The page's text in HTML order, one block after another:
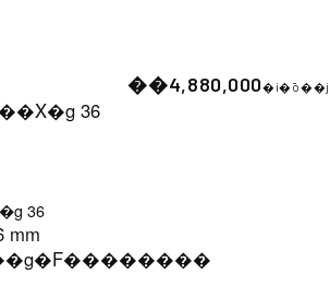
��4,880,000�i�ō��j
36
mm
��������